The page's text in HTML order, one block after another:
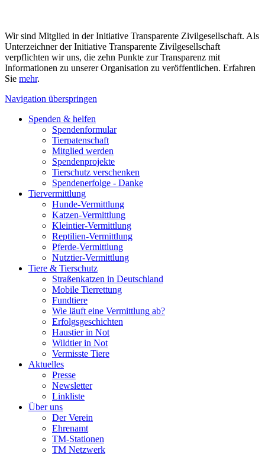
Wir sind Mitglied in der Initiative Transparente Zivilgesellschaft. Als
Unterzeichner der Initiative Transparente Zivilgesellschaft
verpflichten wir uns, die zehn Punkte zur Transparenz mit
Informationen zu unserer Organisation zu veröffentlichen. Erfahren
Sie mehr.
Navigation überspringen
Spenden & helfen
Spendenformular
Tierpatenschaft
Mitglied werden
Spendenprojekte
Tierschutz verschenken
Spendenerfolge - Danke
Tiervermittlung
Hunde-Vermittlung
Katzen-Vermittlung
Kleintier-Vermittlung
Reptilien-Vermittlung
Pferde-Vermittlung
Nutztier-Vermittlung
Tiere & Tierschutz
Straßenkatzen in Deutschland
Mobile Tierrettung
Fundtiere
Wie läuft eine Vermittlung ab?
Erfolgsgeschichten
Haustier in Not
Wildtier in Not
Vermisste Tiere
Aktuelles
Presse
Newsletter
Linkliste
Über uns
Der Verein
Ehrenamt
TM-Stationen
TM Netzwerk